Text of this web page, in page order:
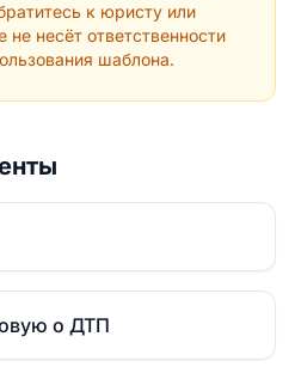
к юристу или
не несёт ответственности
шаблона.
о ДТП